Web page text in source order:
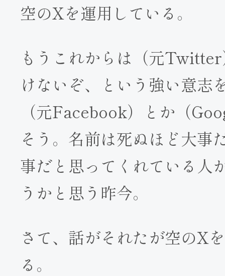
空のXを運用している。
もうこれからは（元
けないぞ、という強い意志
（元Facebook）とか（
そう。名前は死ぬほど大事
事だと思ってくれている人
うかと思う昨今。
さて、話がそれたが空のX
る。